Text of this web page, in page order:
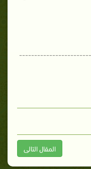
المقال التالى